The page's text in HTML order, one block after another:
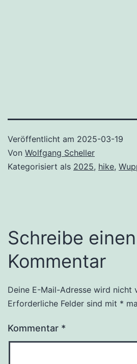
Veröffentlicht am 2025-03-19
Von Wolfgang Scheller
Kategorisiert als 2025, hike,
Schreibe einen
Kommentar
Deine E-Mail-Adresse wird nicht
Erforderliche Felder sind mit *
Kommentar *